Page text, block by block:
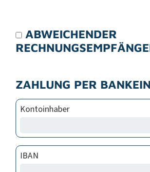
ABWEICHENDER
ZAHLUNG PER
Kontoinhaber
IBAN